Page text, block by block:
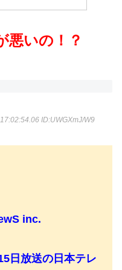
悪いの！？
ID:UWGXmJ/W9
inc.
日放送の日本テレ